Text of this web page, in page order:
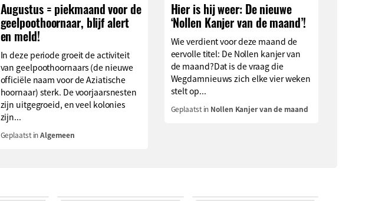
Augustus = piekmaand voor de
geelpoothoornaar, blijf alert
en meld!
In deze periode groeit de activiteit
van geelpoothoornaars (de nieuwe
officiële naam voor de Aziatische
hoornaar) sterk. De voorjaarsnesten
zijn uitgegroeid, en veel kolonies
zijn...
Geplaatst inAlgemeen
Hier is hij weer: De nieuwe
‘Nollen Kanjer van de maand’!
Wie verdient voor deze maand de
eervolle titel: De Nollen kanjer van
de maand?Dat is de vraag die
Wegdamnieuws zich elke vier weken
stelt op...
Geplaatst in Nollen Kanjer van de maand